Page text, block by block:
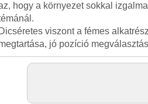
hogy a környezet sokkal
Dicséretes viszont a fémes
jó pozíció